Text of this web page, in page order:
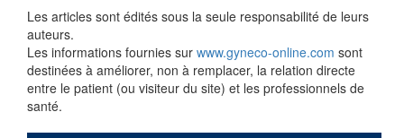
Les articles sont édités sous la seule responsabilité de leurs
auteurs.
Les informations fournies sur www.gyneco-online.com sont
destinées à améliorer, non à remplacer, la relation directe
entre le patient (ou visiteur du site) et les professionnels de
santé.